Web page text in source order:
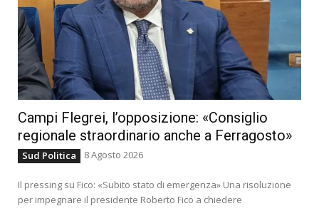
Campi Flegrei, l’opposizione: «Consiglio
regionale straordinario anche a Ferragosto»
Sud Politica 8 Agosto 2026
Il pressing su Fico: «Subito stato di emergenza» Una risoluzione
per impegnare il presidente Roberto Fico a chiedere